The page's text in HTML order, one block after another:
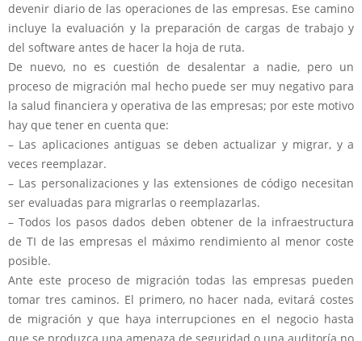
devenir diario de las operaciones de las empresas. Ese camino
incluye la evaluación y la preparación de cargas de trabajo y
del software antes de hacer la hoja de ruta.
De nuevo, no es cuestión de desalentar a nadie, pero un
proceso de migración mal hecho puede ser muy negativo para
la salud financiera y operativa de las empresas; por este motivo
hay que tener en cuenta que:
– Las aplicaciones antiguas se deben actualizar y migrar, y a
veces reemplazar.
– Las personalizaciones y las extensiones de código necesitan
ser evaluadas para migrarlas o reemplazarlas.
– Todos los pasos dados deben obtener de la infraestructura
de TI de las empresas el máximo rendimiento al menor coste
posible.
Ante este proceso de migración todas las empresas pueden
tomar tres caminos. El primero, no hacer nada, evitará costes
de migración y que haya interrupciones en el negocio hasta